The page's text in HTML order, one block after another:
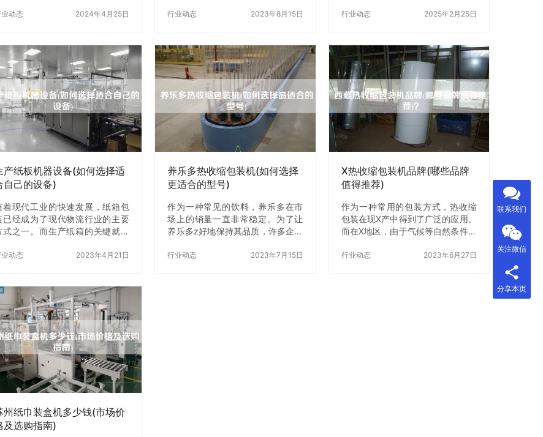
的重要设备，也逐渐成为各行各
，如何选择z适合自己的包装机
？ 一、了解自己的生产需求 在选
给袋式全自动包装机之前，首先
了解自己的生产需求。包括产品
种类、规格、产量等等。只有了
了这些，才能选择出z适合自己的
装机。 二、选择正规的包装机厂
在选择包装机厂家时，一定要选
正规的厂家。因为只有正规的厂
动态 2024年4月25日
包装行业的重要基地，有很多包装
一些关键步骤，帮助您选择z合适的
生产线厂家。 一、了解企业的需求
在选择生产线厂家之前，企业需要
了解自己的需求。例如，企业需要
生产什么类型的产品？生产线的生
产能力是多少？生产线的自动化程
度如何？这些都是企业需要考虑的
问题。只有了解了自己的需求，才
能z好地选择z合适的生产线厂家。
行业动态 2023年8月15日
机合作。本文将介绍如何实现自动
捷：自动售卖机可以随时随地提供
商品，用户不需要排队等待。 2.节
省成本：自动售卖机不需要人力管
理，可以节省人力成本。 3.提高效
率：自动售卖机可以24小时不间断
地提供商品，提高了X效率。 二、
自动售卖机合作的优势 1.扩大X渠
道：通过自动售卖机合作，可以将
商品X渠道扩大到z多的地方，提…
行业动态 2025年2月25日
产纸板机器设备(如何选择适
自己的设备)
着现代工业的快速发展，纸箱包
已经成为了现代物流行业的主要
式之一。而生产纸箱的关键就是
，也是纸箱包装的主要材料之
绍如何选择适合自己的纸板机器
备。 一、了解纸板机器设备的种
在选择纸板机器设备之前，首先
要了解纸板机器设备的种类。根
不同的生产工艺和生产规模，纸
机器设备可以分为单面纸板机、
面纸板机、多层纸板机等多种类
。其中，单面纸板机适用于生产
面瓦楞纸板，双面纸板机适用于
动态 2023年4月21日
养乐多热收缩包装机(如何选择
更适合的型号)
作为一种常见的饮料，养乐多在市
场上的销量一直非常稳定。为了让
养乐多z好地保持其品质，许多企业
乐多。那么，如何选择z适合的养乐
行业动态 2023年7月15日
X热收缩包装机品牌(哪些品牌
值得推荐)
作为一种常用的包装方式，热收缩
包装在现X产中得到了广泛的应用。
而在X地区，由于气候等自然条件的
一定的讲究。那么，哪些X热收缩包
行业动态 2023年6月27日
州纸巾装盒机多少钱(市场价
及选购指南)
联系我们
关注微信
分享本页